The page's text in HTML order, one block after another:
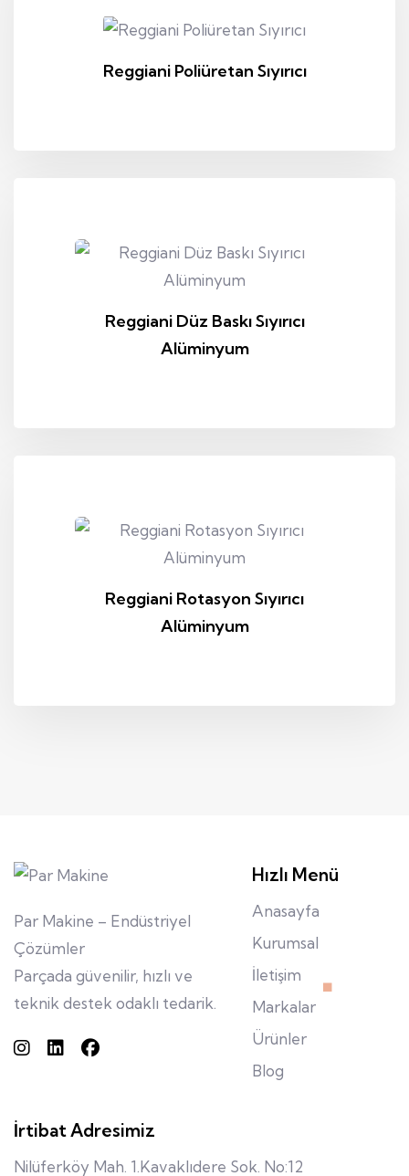
Reggiani Poliüretan Sıyırıcı
Reggiani Düz Baskı Sıyırıcı
Alüminyum
Reggiani Rotasyon Sıyırıcı
Alüminyum
Par Makine – Endüstriyel
Çözümler
Parçada güvenilir, hızlı ve
teknik destek odaklı tedarik.
Hızlı Menü
Anasayfa
Kurumsal
İletişim
Markalar
Ürünler
Blog
İrtibat Adresimiz
Nilüferköy Mah. 1.Kavaklıdere Sok. No:12